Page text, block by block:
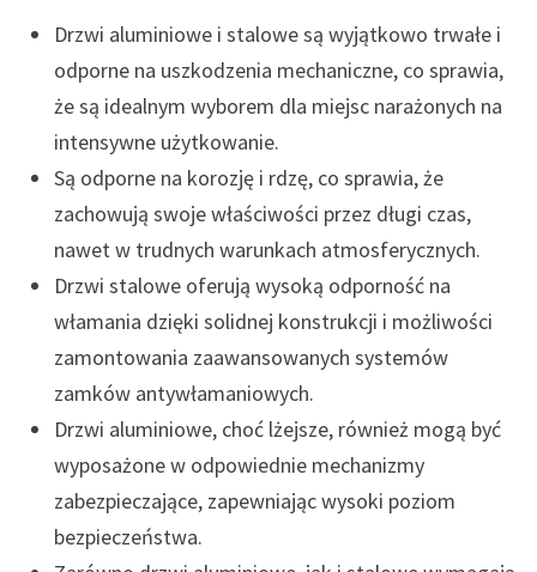
Drzwi aluminiowe i stalowe są wyjątkowo trwałe i
odporne na uszkodzenia mechaniczne, co sprawia,
że są idealnym wyborem dla miejsc narażonych na
intensywne użytkowanie.
Są odporne na korozję i rdzę, co sprawia, że
zachowują swoje właściwości przez długi czas,
nawet w trudnych warunkach atmosferycznych.
Drzwi stalowe oferują wysoką odporność na
włamania dzięki solidnej konstrukcji i możliwości
zamontowania zaawansowanych systemów
zamków antywłamaniowych.
Drzwi aluminiowe, choć lżejsze, również mogą być
wyposażone w odpowiednie mechanizmy
zabezpieczające, zapewniając wysoki poziom
bezpieczeństwa.